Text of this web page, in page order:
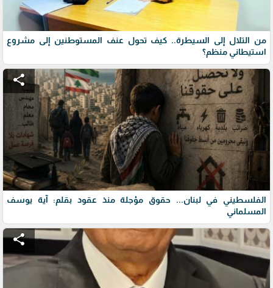
من التلال إلى السيطرة.. كيف تحول عنف المستوطنين إلى مشروع
استيطاني منظم؟
share
الفلسطيني في لبنان... حقوق مؤجلة منذ عقود بقلم: آية يوسف
المسلماني
share